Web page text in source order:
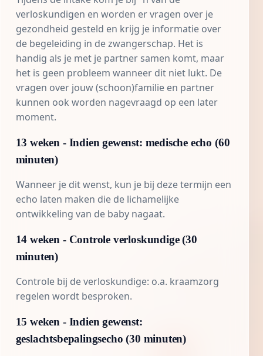
verloskundigen en worden er vragen over je
gezondheid gesteld en krijg je informatie over
de begeleiding in de zwangerschap. Het is
handig als je met je partner samen komt, maar
het is geen probleem wanneer dit niet lukt. De
vragen over jouw (schoon)familie en partner
kunnen ook worden nagevraagd op een later
moment.
13 weken - Indien gewenst: medische echo (60
minuten)
Wanneer je dit wenst, kun je bij deze termijn een
echo laten maken die de lichamelijke
ontwikkeling van de baby nagaat.
14 weken - Controle verloskundige (30
minuten)
Controle bij de verloskundige: o.a. kraamzorg
regelen wordt besproken.
15 weken - Indien gewenst:
geslachtsbepalingsecho (30 minuten)